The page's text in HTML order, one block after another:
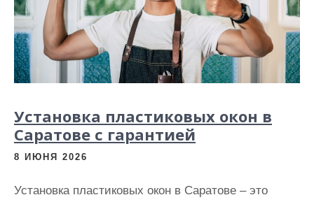
Установка пластиковых окон в
Саратове с гарантией
8 ИЮНЯ 2026
Установка пластиковых окон в Саратове – это